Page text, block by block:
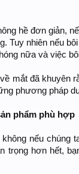
hề đơn giản,
Tuy nhiên nếu
nữa và việc
mắt đã khuyên
phương pháp
phẩm phù hợp
nếu chúng
trọng hơn hết,